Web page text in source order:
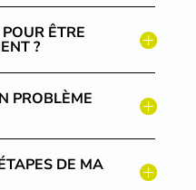
ÊTRE
?
PROBLÈME
DE MA